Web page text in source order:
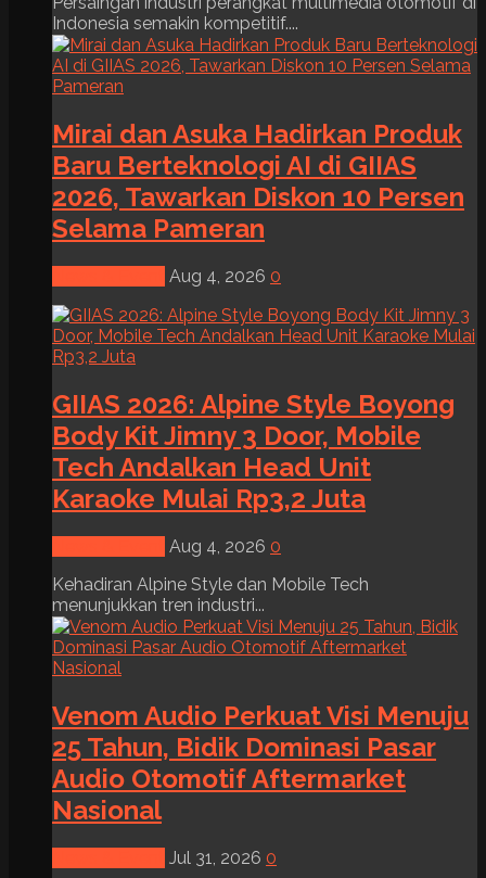
Indonesia semakin kompetitif....
Mirai dan Asuka Hadirkan Produk
Baru Berteknologi AI di GIIAS
2026, Tawarkan Diskon 10 Persen
Selama Pameran
Aug 4, 2026 0
GIIAS 2026: Alpine Style Boyong
Body Kit Jimny 3 Door, Mobile
Tech Andalkan Head Unit
Karaoke Mulai Rp3,2 Juta
Aug 4, 2026 0
Kehadiran Alpine Style dan Mobile Tech
menunjukkan tren industri...
Venom Audio Perkuat Visi Menuju
25 Tahun, Bidik Dominasi Pasar
Audio Otomotif Aftermarket
Nasional
Jul 31, 2026 0